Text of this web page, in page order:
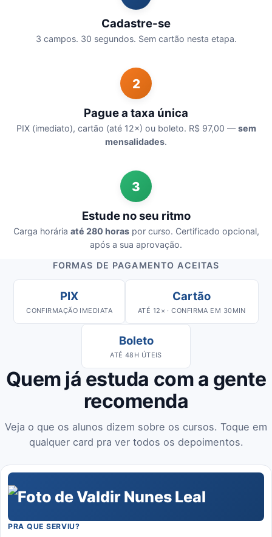
Cadastre-se
3 campos. 30 segundos. Sem cartão nesta etapa.
2
Pague a taxa única
PIX (imediato), cartão (até 12×) ou boleto. R$ 97,00 —sem
mensalidades.
3
Estude no seu ritmo
Carga horária até 280 horaspor curso. Certificado opcional,
após a sua aprovação.
FORMAS DE PAGAMENTO ACEITAS
PIX
CONFIRMAÇÃO IMEDIATA
Cartão
ATÉ 12× · CONFIRMA EM 30MIN
Boleto
ATÉ 48H ÚTEIS
Quem já estuda com a gente
recomenda
Veja o que os alunos dizem sobre os cursos. Toque em
qualquer card pra ver todos os depoimentos.
PRA QUE SERVIU?